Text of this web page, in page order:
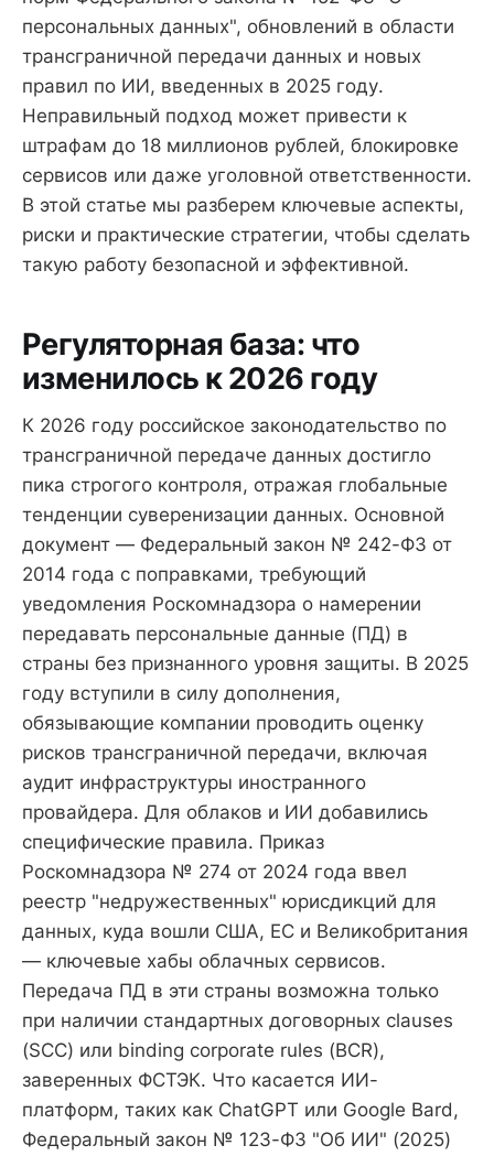
персональных данных", обновлений в области
трансграничной передачи данных и новых
правил по ИИ, введенных в 2025 году.
Неправильный подход может привести к
штрафам до 18 миллионов рублей, блокировке
сервисов или даже уголовной ответственности.
В этой статье мы разберем ключевые аспекты,
риски и практические стратегии, чтобы сделать
такую работу безопасной и эффективной.
Регуляторная база: что
изменилось к 2026 году
К 2026 году российское законодательство по
трансграничной передаче данных достигло
пика строгого контроля, отражая глобальные
тенденции суверенизации данных. Основной
документ — Федеральный закон № 242-ФЗ от
2014 года с поправками, требующий
уведомления Роскомнадзора о намерении
передавать персональные данные (ПД) в
страны без признанного уровня защиты. В 2025
году вступили в силу дополнения,
обязывающие компании проводить оценку
рисков трансграничной передачи, включая
аудит инфраструктуры иностранного
провайдера. Для облаков и ИИ добавились
специфические правила. Приказ
Роскомнадзора № 274 от 2024 года ввел
реестр "недружественных" юрисдикций для
данных, куда вошли США, ЕС и Великобритания
— ключевые хабы облачных сервисов.
Передача ПД в эти страны возможна только
при наличии стандартных договорных clauses
(SCC) или binding corporate rules (BCR),
заверенных ФСТЭК. Что касается ИИ-
платформ, таких как ChatGPT или Google Bard,
Федеральный закон № 123-ФЗ "Об ИИ" (2025)